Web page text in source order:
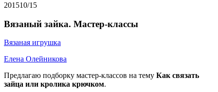
201510/15
Вязаный зайка. Мастер-классы
Вязаная игрушка
Елена Олейникова
Предлагаю подборку мастер-классов на тему Как связать
зайца или кролика крючком.